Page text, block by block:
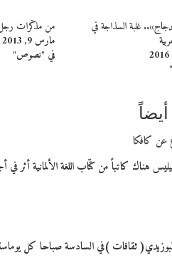
غلبة السذاجة في
من مذكّرات رجل
مارس 9, 2013
في "نصوص"
أيضاً
عن كافكا
هناك كاتباً من كتّاب اللغة الألمانية أثر
ثقافات )في السادسة صباحا كل